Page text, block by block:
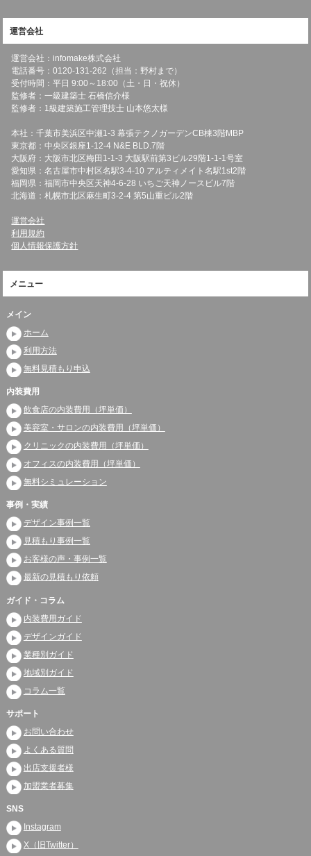
運営会社
運営会社：infomake株式会社
電話番号：0120-131-262（担当：野村まで）
受付時間：平日 9:00～18:00（土・日・祝休）
監修者：一級建築士 石橋信介様
監修者：1級建築施工管理技士 山本悠太様
本社：千葉市美浜区中瀬1-3 幕張テクノガーデンCB棟3階MBP
東京都：中央区銀座1-12-4 N&E BLD.7階
大阪府：大阪市北区梅田1-1-3 大阪駅前第3ビル29階1-1-1号室
愛知県：名古屋市中村区名駅3-4-10 アルティメイト名駅1st2階
福岡県：福岡市中央区天神4-6-28 いちご天神ノースビル7階
北海道：札幌市北区麻生町3-2-4 第5山重ビル2階
運営会社
利用規約
個人情報保護方針
メニュー
メイン
ホーム
利用方法
無料見積もり申込
内装費用
飲食店の内装費用（坪単価）
美容室・サロンの内装費用（坪単価）
クリニックの内装費用（坪単価）
オフィスの内装費用（坪単価）
無料シミュレーション
事例・実績
デザイン事例一覧
見積もり事例一覧
お客様の声・事例一覧
最新の見積もり依頼
ガイド・コラム
内装費用ガイド
デザインガイド
業種別ガイド
地域別ガイド
コラム一覧
サポート
お問い合わせ
よくある質問
出店支援者様
加盟業者募集
SNS
Instagram
X（旧Twitter）